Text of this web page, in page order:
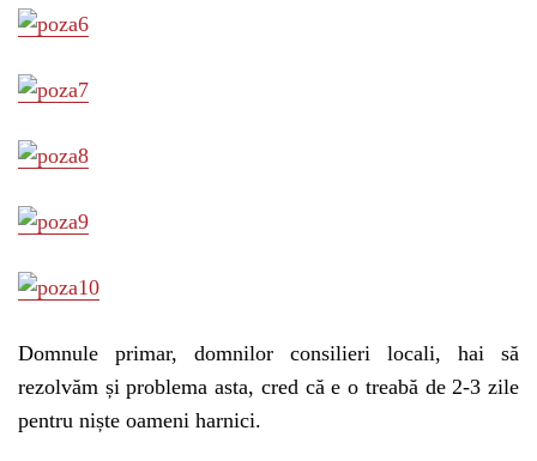
Domnule primar, domnilor consilieri locali, hai să
rezolvăm și problema asta, cred că e o treabă de 2-3 zile
pentru niște oameni harnici.